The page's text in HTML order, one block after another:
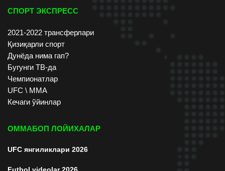
СПОРТ ЭКСПРЕСС
2021-2022 трансферлари
Қизиқарли спорт
Дунёда нима гап?
Бугунги ТВ-да
Чемпионатлар
UFC \ ММА
Кечаги ўйинлар
ОММАБОП ЛОЙИХАЛАР
UFC янгиликлари 2026
Futbol videolar 2026